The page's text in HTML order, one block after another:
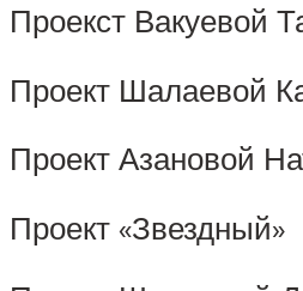
Проекст Вакуевой
Проект Шалаевой
Проект Азановой
Проект «Звездный»